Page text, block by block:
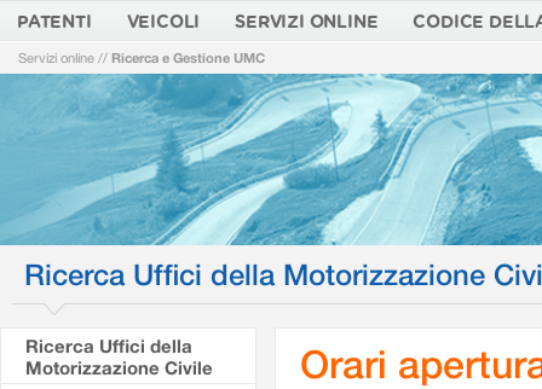
PATENTI VEICOLI SERVIZI ONLINE CODICE
Servizi online // Ricerca e Gestione UMC
Ricerca Uffici della Motorizzazione
Ricerca Uffici della
Motorizzazione Civile
Orari